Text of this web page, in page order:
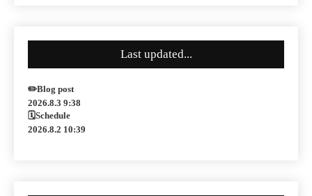
Last updated...
✏️Blog post
2026.8.3 9:38
🗓Schedule
2026.8.2 10:39